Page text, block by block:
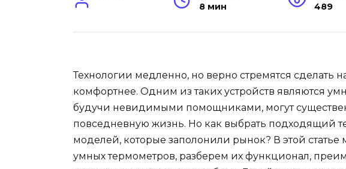
8 мин 489
Технологии медленно, но верно стремятся сделать
комфортнее. Одним из таких устройств являются
будучи невидимыми помощниками, могут
повседневную жизнь. Но как выбрать подходящий
моделей, которые заполонили рынок? В этой
умных термометров, разберем их функционал,